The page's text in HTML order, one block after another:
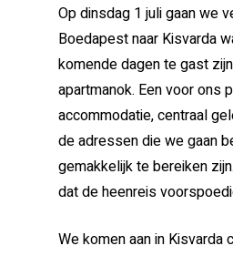
Op dinsdag 1 juli gaan we
Boedapest naar Kisvarda
komende dagen te gast
apartmanok. Een voor ons
accommodatie, centraal
de adressen die we gaan
gemakkelijk te bereiken
dat de heenreis
We komen aan in Kisvarda